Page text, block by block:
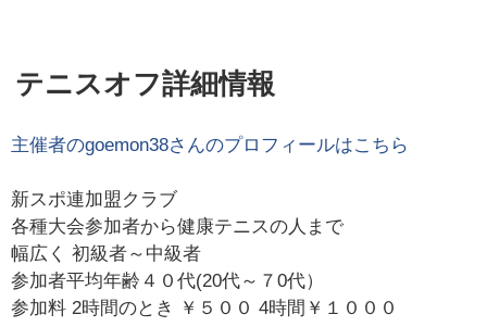
テニスオフ詳細情報
主催者のgoemon38さんのプロフィールはこちら
新スポ連加盟クラブ
各種大会参加者から健康テニスの人まで
幅広く 初級者～中級者
参加者平均年齢４０代(20代～７0代）
参加料 2時間のとき ￥５００ 4時間￥１０００